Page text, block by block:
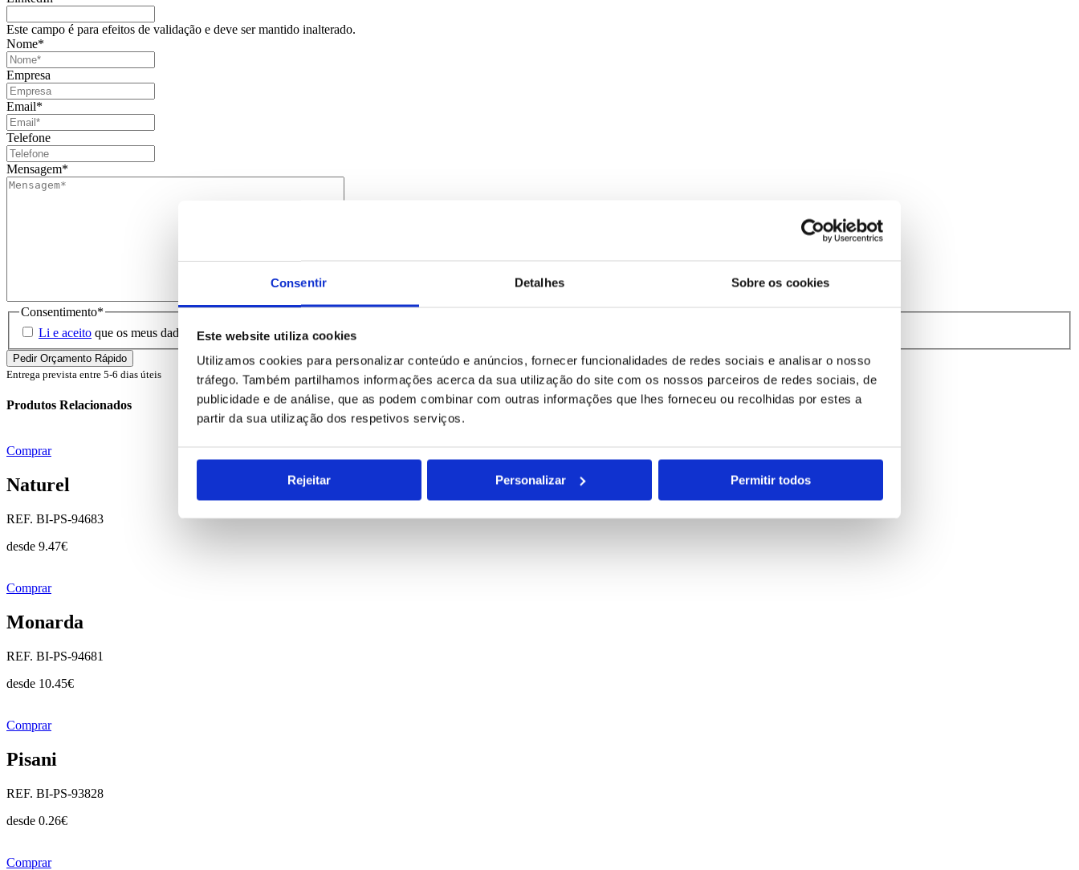
Consentir Detalhes Sobre os cookies
Este website utiliza cookies
Utilizamos cookies para personalizar conteúdo e anúncios, fornecer funcionalidades de redes sociais e analisar o nosso
tráfego. Também partilhamos informações acerca da sua utilização do site com os nossos parceiros de redes sociais, de
publicidade e de análise, que as podem combinar com outras informações que lhes forneceu ou recolhidas por estes a
partir da sua utilização dos respetivos serviços.
Rejeitar Personalizar Permitir todos
Este campo é para efeitos de validação e deve ser mantido inalterado.
Nome*
Empresa
Email*
Telefone
Mensagem*
Consentimento*
Li e aceito que os meus dados sejam guardados em base de dados para tratamento deste contacto, única e exclusivamente por parte da Brindibérica.
Entrega prevista entre 5-6 dias úteis
Produtos Relacionados
Comprar
Naturel
REF. BI-PS-94683
desde 9.47€
Comprar
Monarda
REF. BI-PS-94681
desde 10.45€
Comprar
Pisani
REF. BI-PS-93828
desde 0.26€
Comprar